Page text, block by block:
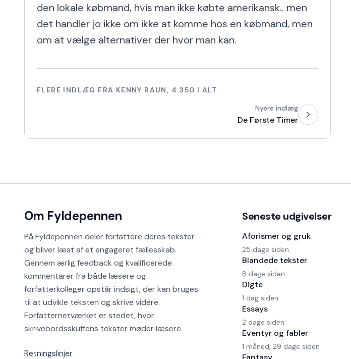
den lokale købmand, hvis man ikke købte amerikansk.. men
det handler jo ikke om ikke at komme hos en købmand, men
om at vælge alternativer der hvor man kan.
FLERE INDLÆG FRA KENNY RAUN , 4.350 I ALT
Nyere indlæg
De Første Timer
Om Fyldepennen
På Fyldepennen deler forfattere deres tekster
og bliver læst af et engageret fællesskab.
Gennem ærlig feedback og kvalificerede
kommentarer fra både læsere og
forfatterkolleger opstår indsigt, der kan bruges
til at udvikle teksten og skrive videre.
Forfatternetværket er stedet, hvor
skrivebordsskuffens tekster møder læsere.
Retningslinjer
Seneste udgivelser
Aforismer og gruk
25 dage siden
Blandede tekster
8 dage siden
Digte
1 dag siden
Essays
2 dage siden
Eventyr og fabler
1 måned, 29 dage siden